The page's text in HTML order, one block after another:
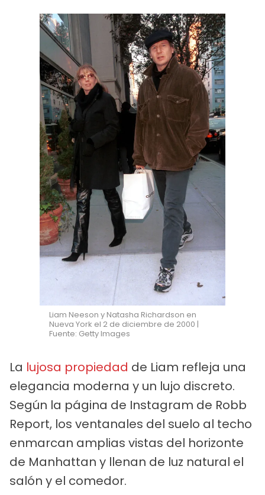
Liam Neeson y Natasha Richardson en
Nueva York el 2 de diciembre de 2000 |
Fuente: Getty Images
La lujosa propiedad de Liam refleja una
elegancia moderna y un lujo discreto.
Según la página de Instagram de Robb
Report, los ventanales del suelo al techo
enmarcan amplias vistas del horizonte
de Manhattan y llenan de luz natural el
salón y el comedor.